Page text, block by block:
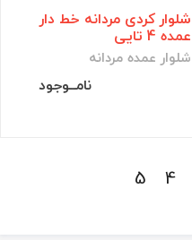
شلوار کردی مردانه خط دار
عمده 4 تایی
شلوار عمده مردانه
نامــوجود
4
5